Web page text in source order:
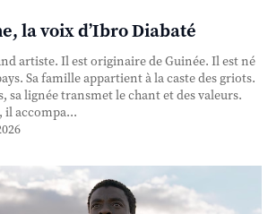
la voix d’Ibro Diabaté
artiste. Il est originaire de Guinée. Il est né
Sa famille appartient à la caste des griots.
sa lignée transmet le chant et des valeurs.
il accompa...